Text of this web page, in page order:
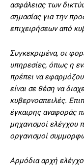
ασφάλειας των
σημασίας για την
επιχειρήσεων από
Συγκεκριμένα, οι
υπηρεσίες, όπως η
πρέπει να
είναι σε θέση να
κυβερνοαπειλές.
έγκαιρης αναφοράς
μηχανισμοί ελέγχου
οργανισμοί
Αρμόδια αρχή